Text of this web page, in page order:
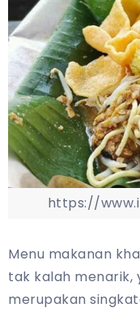
https://
Menu makanan
tak kalah menarik,
merupakan